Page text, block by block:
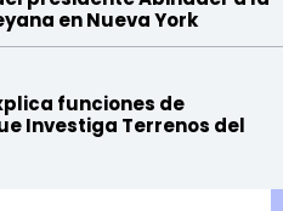
en Nueva York
funciones de
Investiga Terrenos del